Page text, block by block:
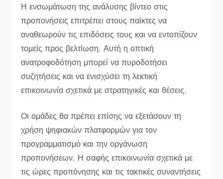
Η ενσωμάτωση της ανάλυσης βίντεο στις
προπονήσεις επιτρέπει στους παίκτες να
αναθεωρούν τις επιδόσεις τους και να εντοπίζουν
τομείς προς βελτίωση. Αυτή η οπτική
ανατροφοδότηση μπορεί να πυροδοτήσει
συζητήσεις και να ενισχύσει τη λεκτική
επικοινωνία σχετικά με στρατηγικές και θέσεις.
Οι ομάδες θα πρέπει επίσης να εξετάσουν τη
χρήση ψηφιακών πλατφορμών για τον
προγραμματισμό και την οργάνωση
προπονήσεων. Η σαφής επικοινωνία σχετικά με
τις ώρες προπόνησης και τις τακτικές συναντήσεις